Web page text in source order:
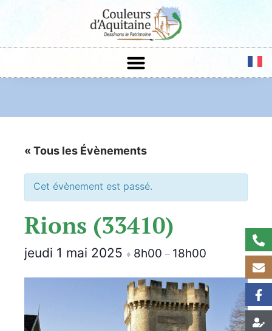
« Tous les Évènements
Cet évènement est passé.
Rions (33410)
jeudi 1 mai 2025 ♦ 8h00 – 18h00